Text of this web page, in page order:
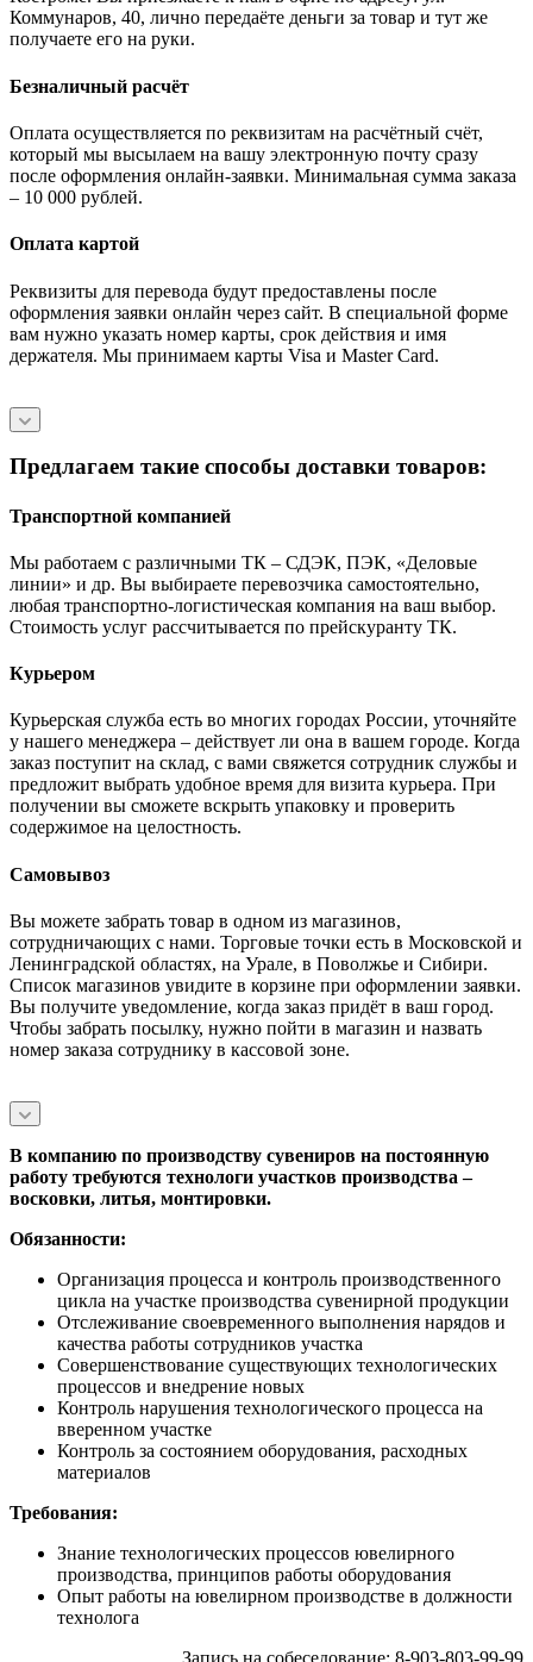
Коммунаров, 40, лично передаёте деньги за товар и тут же
получаете его на руки.
Безналичный расчёт
Оплата осуществляется по реквизитам на расчётный счёт,
который мы высылаем на вашу электронную почту сразу
после оформления онлайн-заявки. Минимальная сумма заказа
– 10 000 рублей.
Оплата картой
Реквизиты для перевода будут предоставлены после
оформления заявки онлайн через сайт. В специальной форме
вам нужно указать номер карты, срок действия и имя
держателя. Мы принимаем карты Visa и Master Card.
Предлагаем такие способы доставки товаров:
Транспортной компанией
Мы работаем с различными ТК – СДЭК, ПЭК, «Деловые
линии» и др. Вы выбираете перевозчика самостоятельно,
любая транспортно-логистическая компания на ваш выбор.
Cтоимость услуг рассчитывается по прейскуранту ТК.
Курьером
Курьерская служба есть во многих городах России, уточняйте
у нашего менеджера – действует ли она в вашем городе. Когда
заказ поступит на склад, с вами свяжется сотрудник службы и
предложит выбрать удобное время для визита курьера. При
получении вы сможете вскрыть упаковку и проверить
содержимое на целостность.
Самовывоз
Вы можете забрать товар в одном из магазинов,
сотрудничающих с нами. Торговые точки есть в Московской и
Ленинградской областях, на Урале, в Поволжье и Сибири.
Список магазинов увидите в корзине при оформлении заявки.
Вы получите уведомление, когда заказ придёт в ваш город.
Чтобы забрать посылку, нужно пойти в магазин и назвать
номер заказа сотруднику в кассовой зоне.
В компанию по производству сувениров на постоянную
работу требуются технологи участков производства –
восковки, литья, монтировки.
Обязанности:
Организация процесса и контроль производственного
цикла на участке производства сувенирной продукции
Отслеживание своевременного выполнения нарядов и
качества работы сотрудников участка
Совершенствование существующих технологических
процессов и внедрение новых
Контроль нарушения технологического процесса на
вверенном участке
Контроль за состоянием оборудования, расходных
материалов
Требования:
Знание технологических процессов ювелирного
производства, принципов работы оборудования
Опыт работы на ювелирном производстве в должности
технолога
Запись на собеседование: 8-903-803-99-99